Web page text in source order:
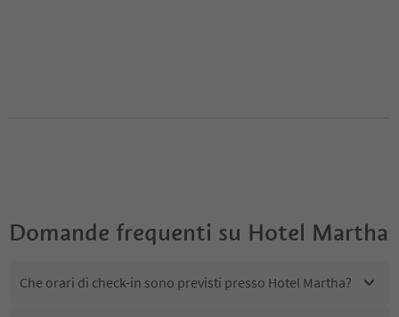
Domande frequenti su Hotel Martha
Che orari di check-in sono previsti presso Hotel Martha?